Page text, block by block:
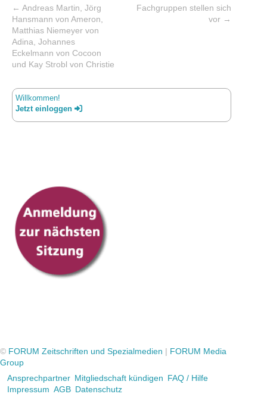
Post navigation
← Andreas Martin, Jörg
Hansmann von Ameron,
Matthias Niemeyer von
Adina, Johannes
Eckelmann von Cocoon
und Kay Strobl von Christie
Fachgruppen stellen sich
vor →
Willkommen!
Jetzt einloggen
© FORUM Zeitschriften und Spezialmedien | FORUM Media
Group
Ansprechpartner Mitgliedschaft kündigen FAQ / Hilfe
Impressum AGB Datenschutz